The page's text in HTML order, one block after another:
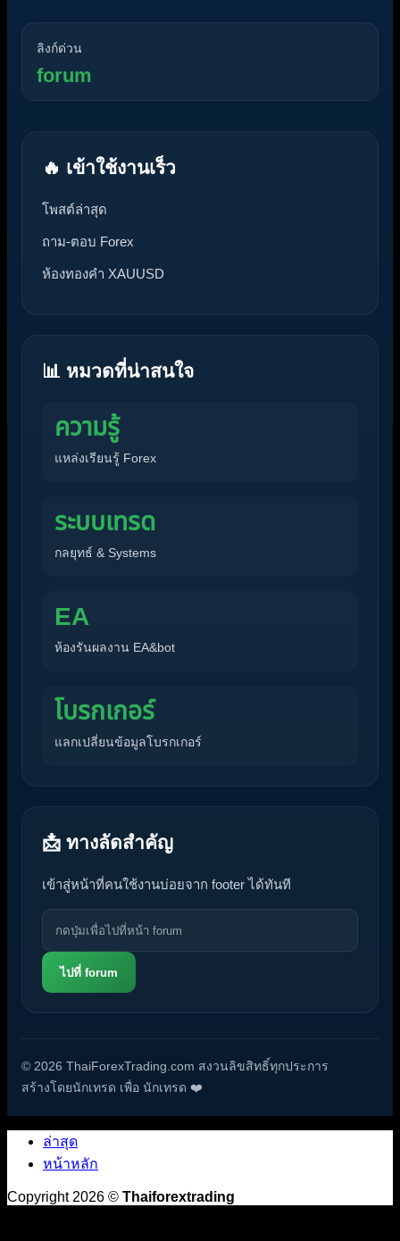
ลิงก์ด่วน
forum
🔥 เข้าใช้งานเร็ว
โพสต์ล่าสุด
ถาม-ตอบ Forex
ห้องทองคำ XAUUSD
📊 หมวดที่น่าสนใจ
ความรู้
แหล่งเรียนรู้ Forex
ระบบเทรด
กลยุทธ์ & Systems
EA
ห้องรันผลงาน EA&bot
โบรกเกอร์
แลกเปลี่ยนข้อมูลโบรกเกอร์
📩 ทางลัดสำคัญ
เข้าสู่หน้าที่คนใช้งานบ่อยจาก footer ได้ทันที
ไปที่ forum
© 2026 ThaiForexTrading.com สงวนลิขสิทธิ์ทุกประการ
สร้างโดยนักเทรด เพื่อ นักเทรด ❤️
ล่าสุด
หน้าหลัก
Copyright 2026 © Thaiforextrading